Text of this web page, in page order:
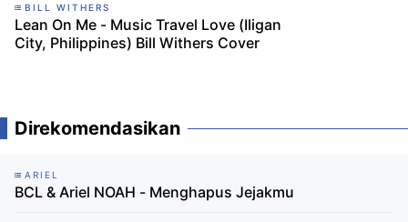
BILL WITHERS
Lean On Me - Music Travel Love (Iligan
City, Philippines) Bill Withers Cover
Direkomendasikan
ARIEL
BCL & Ariel NOAH - Menghapus Jejakmu